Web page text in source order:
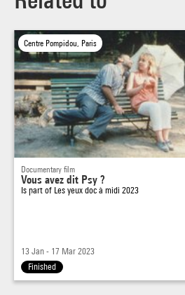
Centre Pompidou, Paris
Documentary film
Vous avez dit Psy ?
Is part of Les yeux doc à midi 2023
13 Jan - 17 Mar 2023
Finished